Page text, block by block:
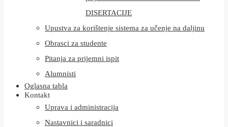
DISERTACIJE
Upustva za korištenje sistema za učenje na daljinu
Obrasci za studente
Pitanja za prijemni ispit
Alumnisti
Oglasna tabla
Kontakt
Uprava i administracija
Nastavnici i saradnici